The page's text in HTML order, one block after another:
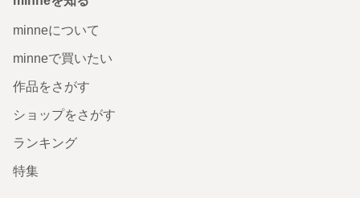
minneについて
minneで買いたい
作品をさがす
ショップをさがす
ランキング
特集